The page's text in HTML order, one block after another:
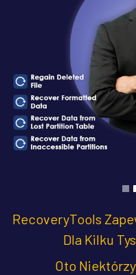
RecoveryTools
Dla Kilku
Oto